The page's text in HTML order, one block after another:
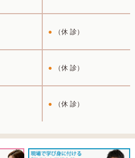
（休 診）
（休 診）
（休 診）